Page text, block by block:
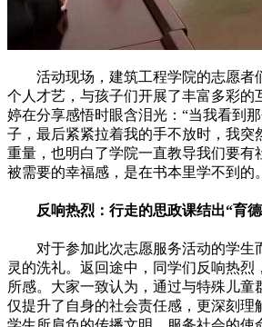
活动现场，建筑工程学院的志愿者
个人才艺，与孩子们开展了丰富多彩的
婷在分享感悟时眼含泪光：“当我看到
子，最后紧紧拉着我的手不放时，我突
重量，也明白了学院一直教导我们要有
被需要的幸福感，是在书本里学不到的
反响热烈：行走的思政课结出“育
对于参加此次志愿服务活动的学生
灵的洗礼。返回途中，同学们反响热烈
所感。大家一致认为，通过与特殊儿童
仅提升了自身的社会责任感，更深刻理